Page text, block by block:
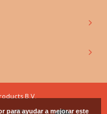
B.V.
para ayudar a mejorar este